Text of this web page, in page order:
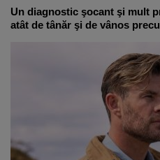
Un diagnostic şocant şi mult
atât de tânăr şi de vânos